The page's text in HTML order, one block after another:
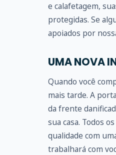
e calafetagem,
protegidas. Se
apoiados por
UMA NOVA
Quando você
mais tarde. A
da frente
sua casa. Todos
qualidade com
trabalhará com